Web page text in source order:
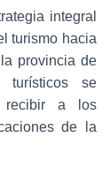
integral
turismo hacia
provincia de
turísticos se
recibir a los
de la